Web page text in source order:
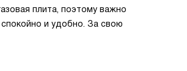
плита, поэтому важно
и удобно. За свою